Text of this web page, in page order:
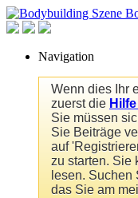
Navigation
Wenn dies Ihr
zuerst die
Sie müssen
Sie Beiträge
auf
zu starten. Sie
lesen. Suchen
das Sie am